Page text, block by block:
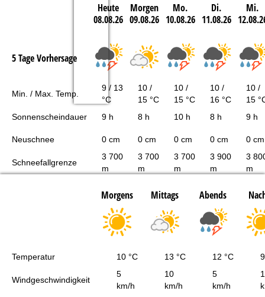
Heute
08.08.26
Morgen
09.08.26
Mo.
10.08.26
Di.
11.08.26
Mi.
5 Tage Vorhersage
Min. / Max. Temp.
9 / 13
°C
10 /
15 °C
10 /
15 °C
10 /
16 °C
10 /
15
Sonnenscheindauer
9 h 8 h 10 h 8 h 9 h
Neuschnee 0 cm 0 cm 0 cm 0 cm 0 cm
Schneefallgrenze
3 700
m
3 700
m
3 700
m
3 900
m
3
m
Morgens Mittags Abends
Temperatur 10 °C 13 °C 12 °C
Windgeschwindigkeit
5
km/h
10
km/h
5
km/h